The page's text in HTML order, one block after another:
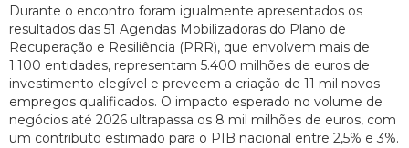
Durante o encontro foram igualmente apresentados os
resultados das 51 Agendas Mobilizadoras do Plano de
Recuperação e Resiliência (PRR), que envolvem mais de
1.100 entidades, representam 5.400 milhões de euros de
investimento elegível e preveem a criação de 11 mil novos
empregos qualificados. O impacto esperado no volume de
negócios até 2026 ultrapassa os 8 mil milhões de euros, com
um contributo estimado para o PIB nacional entre 2,5% e 3%.